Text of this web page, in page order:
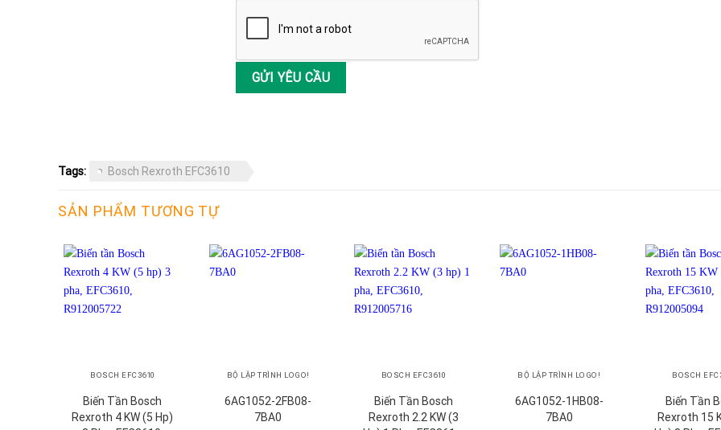
Tags: Bosch Rexroth EFC3610
SẢN PHẨM TƯƠNG TỰ
BOSCH EFC3610
Biến Tần Bosch
Rexroth 4 KW (5 Hp)
BỘ LẬP TRÌNH LOGO!
6AG1052-2FB08-
7BA0
BOSCH EFC3610
Biến Tần Bosch
Rexroth 2.2 KW (3
BỘ LẬP TRÌNH LOGO!
6AG1052-1HB08-
7BA0
BOSCH
Biến Tần
Rexroth 15